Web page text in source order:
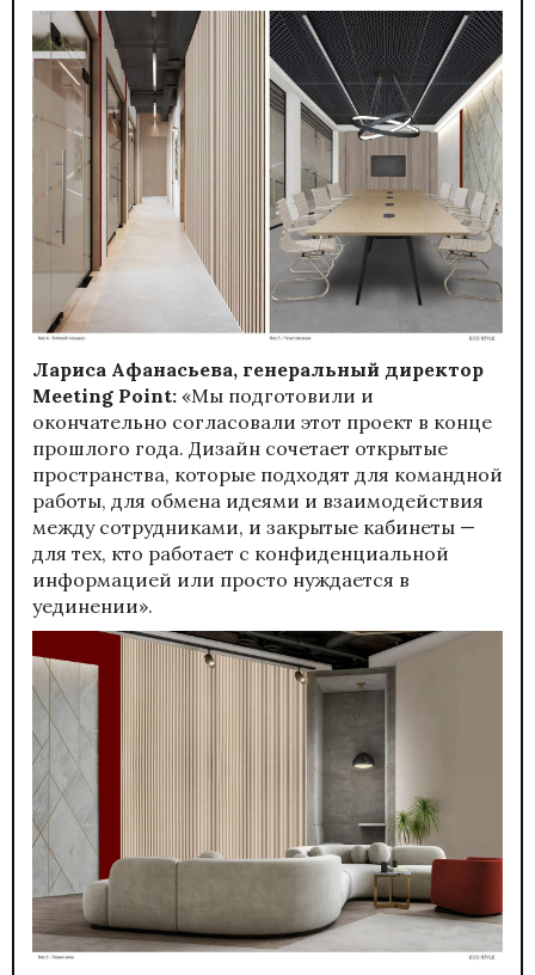
Лариса Афанасьева, генеральный директор
Meeting Point: «Мы подготовили и
окончательно согласовали этот проект в конце
прошлого года. Дизайн сочетает открытые
пространства, которые подходят для командной
работы, для обмена идеями и взаимодействия
между сотрудниками, и закрытые кабинеты —
для тех, кто работает с конфиденциальной
информацией или просто нуждается в
уединении».